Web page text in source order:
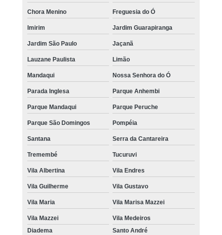
Chora Menino Freguesia do Ó
Imirim Jardim Guarapiranga
Jardim São Paulo Jaçanã
Lauzane Paulista Limão
Mandaqui Nossa Senhora do Ó
Parada Inglesa Parque Anhembi
Parque Mandaqui Parque Peruche
Parque São Domingos Pompéia
Santana Serra da Cantareira
Tremembé Tucuruvi
Vila Albertina Vila Endres
Vila Guilherme Vila Gustavo
Vila Maria Vila Marisa Mazzei
Vila Mazzei
Vila Medeiros
Diadema
Santo André